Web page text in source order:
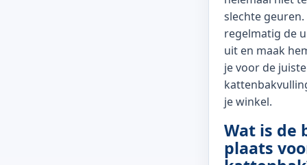
slechte geuren.
regelmatig de
uit en maak
je voor de
je winkel.
Wat is de
plaats